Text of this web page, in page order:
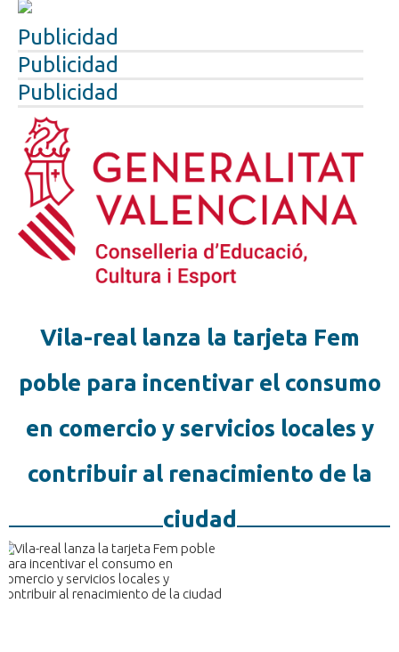
Publicidad
Publicidad
Publicidad
Vila-real lanza la tarjeta Fem
poble para incentivar el consumo
en comercio y servicios locales y
contribuir al renacimiento de la
ciudad